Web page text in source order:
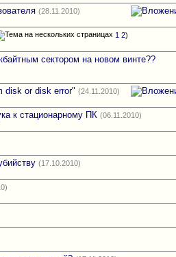
(28.11.2010)
1 2)
сектором на новом винте??
disk or disk error" (24.11.2010)
к стационарному ПК (06.11.2010)
(17.10.2010)